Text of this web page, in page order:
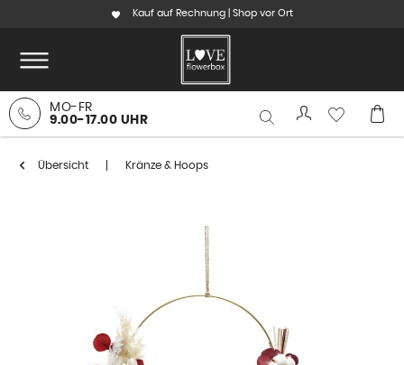
Kauf auf Rechnung | Shop vor Ort
MO-FR
9.00-17.00 UHR
Übersicht Kränze & Hoops